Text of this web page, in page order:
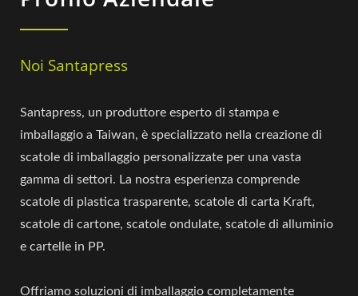
Noi Santapress
Santapress, un produttore esperto di stampa e
imballaggio a Taiwan, è specializzato nella creazione di
scatole di imballaggio personalizzate per una vasta
gamma di settori. La nostra esperienza comprende
scatole di plastica trasparente, scatole di carta Kraft,
scatole di cartone, scatole ondulate, scatole di alluminio
e cartelle in PP.
Offriamo soluzioni di imballaggio completamente